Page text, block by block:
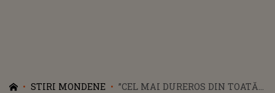
STIRI MONDENE
”CEL MAI DUREROS DIN TOATĂ